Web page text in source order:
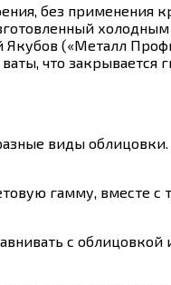
без применения
Якубов («Металл
что закрывается
виды облицовки.
гамму, вместе с
с облицовкой